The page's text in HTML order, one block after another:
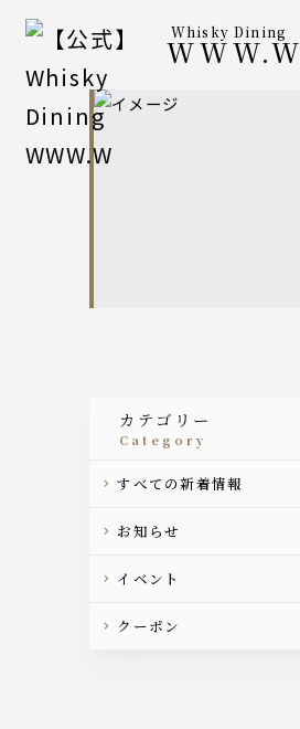
Whisky Dining
WWW.W
カテゴリー
category
すべての新着情報
お知らせ
イベント
クーポン